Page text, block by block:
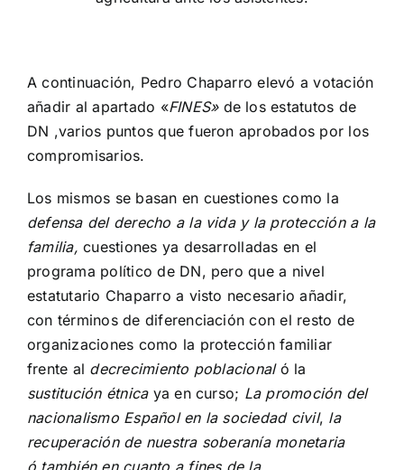
A continuación, Pedro Chaparro elevó a votación
añadir al apartado «FINES»de los estatutos de
DN ,varios puntos que fueron aprobados por los
compromisarios.
Los mismos se basan en cuestiones como la
defensa del derecho a la vida y la protección a la
familia, cuestiones ya desarrolladas en el
programa político de DN, pero que a nivel
estatutario Chaparro a visto necesario añadir,
con términos de diferenciación con el resto de
organizaciones como la protección familiar
frente al decrecimiento poblacionaló la
sustitución étnicaya en curso; La promoción del
nacionalismo Español en la sociedad civil, la
recuperación de nuestra soberanía monetaria
ó también en cuanto a fines de la